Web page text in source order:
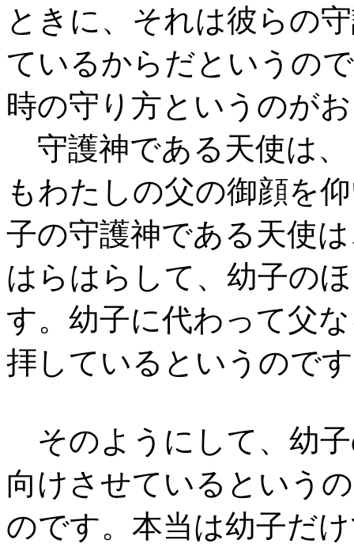
ときに、それは彼らの
ているからだというの
時の守り方というのが
守護神である天使は
もわたしの父の御顔を
子の守護神である天使
はらはらして、幼子の
す。幼子に代わって父
拝しているというので
そのようにして、幼
向けさせているという
のです。本当は幼子だ